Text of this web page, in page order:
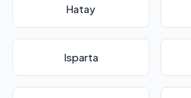
Hatay
Isparta